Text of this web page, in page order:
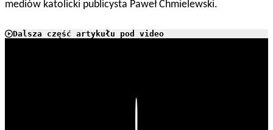
mediów katolicki publicysta Paweł Chmielewski.
Dalsza część artykułu pod video